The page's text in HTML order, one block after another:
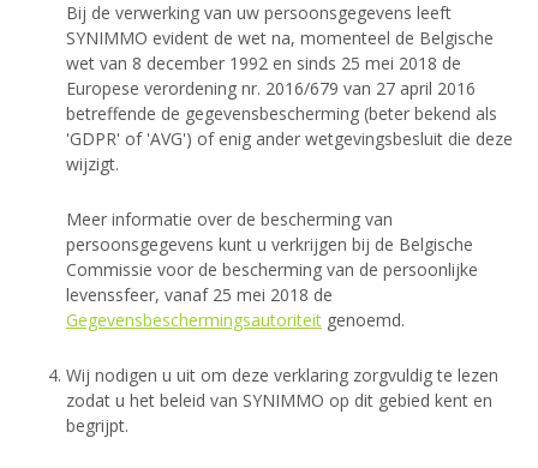
Bij de verwerking van uw persoonsgegevens leeft
SYNIMMO evident de wet na, momenteel de Belgische
wet van 8 december 1992 en sinds 25 mei 2018 de
Europese verordening nr. 2016/679 van 27 april 2016
betreffende de gegevensbescherming (beter bekend als
'GDPR' of 'AVG') of enig ander wetgevingsbesluit die deze
wijzigt.
Meer informatie over de bescherming van
persoonsgegevens kunt u verkrijgen bij de Belgische
Commissie voor de bescherming van de persoonlijke
levenssfeer, vanaf 25 mei 2018 de
Gegevensbeschermingsautoriteit genoemd.
Wij nodigen u uit om deze verklaring zorgvuldig te lezen
zodat u het beleid van SYNIMMO op dit gebied kent en
begrijpt.